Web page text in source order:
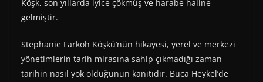
Köşk, son yıllarda iyice çökmüş ve harabe haline
gelmiştir.
Stephanie Farkoh Köşkü’nün hikayesi, yerel ve merkezi
yönetimlerin tarih mirasına sahip çıkmadığı zaman
tarihin nasıl yok olduğunun kanıtıdır. Buca Heykel’de